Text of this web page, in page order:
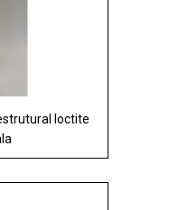
loctite